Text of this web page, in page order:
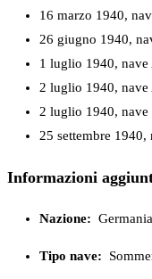
16 marzo 1940,
26 giugno 1940,
1 luglio 1940, nave
2 luglio 1940,
2 luglio 1940, nave
25 settembre
Informazioni
Nazione: Germania
Tipo nave: